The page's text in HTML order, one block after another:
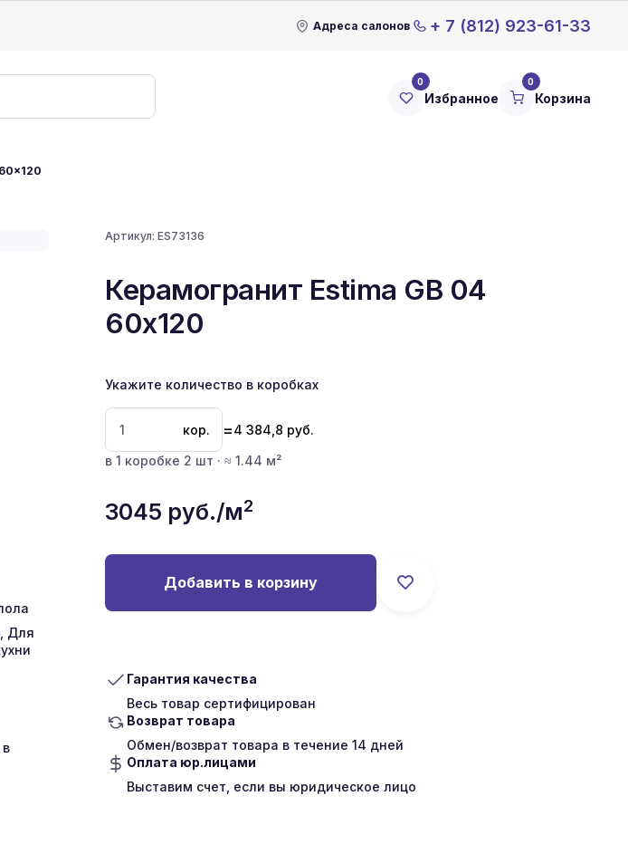
Адреса салонов + 7 (812) 923-61-33
0
Избранное
0
Корзина
Артикул:ES73136
Керамогранит Estima GB 04
60x120
Укажите количество в коробках
кор. =4 384,8 руб.
в 1 коробке 2 шт · ≈ 1.44 м²
3045 руб./м2
Добавить в корзину
Гарантия качества
Весь товар сертифицирован
Возврат товара
Обмен/возврат товара в течение 14 дней
Оплата юр.лицами
Выставим счет, если вы юридическое лицо
Для